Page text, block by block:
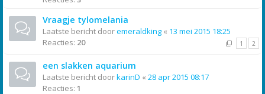
Vraagje tylomelania
Laatste bericht dooremeraldking « 13 mei 2015 18:25
Reacties: 20 1 2
een slakken aquarium
Laatste bericht doorkarinD « 28 apr 2015 08:17
Reacties: 1